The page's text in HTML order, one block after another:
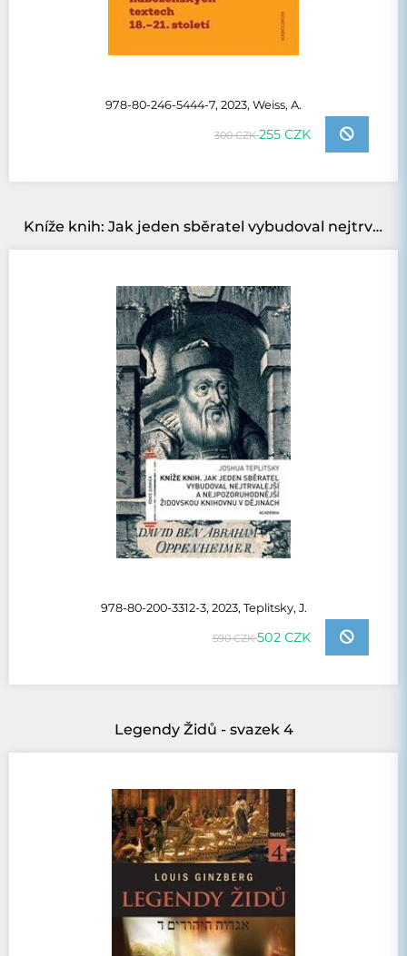
978-80-246-5444-7, 2023, Weiss, A.
300 CZK255 CZK
Kníže knih: Jak jeden sběratel vybudoval nejtrvalejší a nejpozoruhodnější židovskou knihovnu v dějinách
978-80-200-3312-3, 2023, Teplitsky, J.
590 CZK502 CZK
Legendy Židů - svazek 4